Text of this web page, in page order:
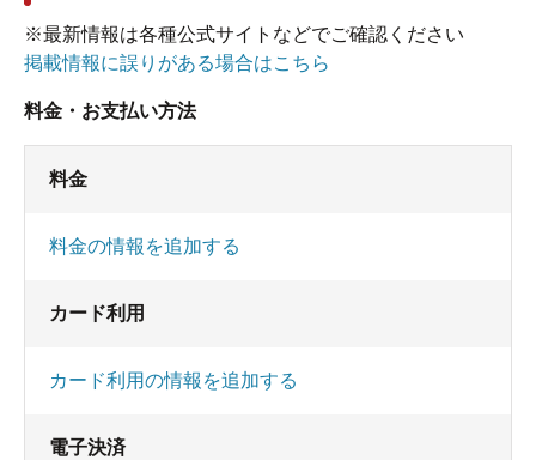
※最新情報は各種公式サイトなどでご確認ください
掲載情報に誤りがある場合はこちら
料金・お支払い方法
料金
料金の情報を追加する
カード利用
カード利用の情報を追加する
電子決済